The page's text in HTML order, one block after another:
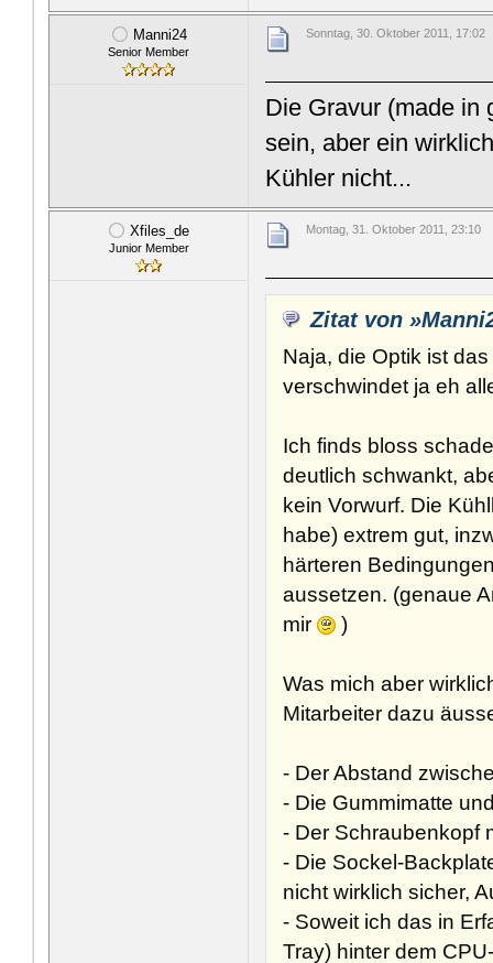
Manni24
Senior Member
Sonntag, 30. Oktober 2011, 17:02
Die Gravur (made in
sein, aber ein
Kühler nicht...
Xfiles_de
Junior Member
Montag, 31. Oktober 2011, 23:10
Zitat von
Naja, die Optik ist
verschwindet ja eh
Ich finds bloss
deutlich schwankt,
kein Vorwurf. Die
habe) extrem gut,
härteren
aussetzen. (genaue
mir
)
Was mich aber
Mitarbeiter dazu
- Der Abstand
- Die Gummimatte
- Der Schraubenkopf
- Die Sockel-
nicht wirklich sicher,
- Soweit ich das in
Tray) hinter dem